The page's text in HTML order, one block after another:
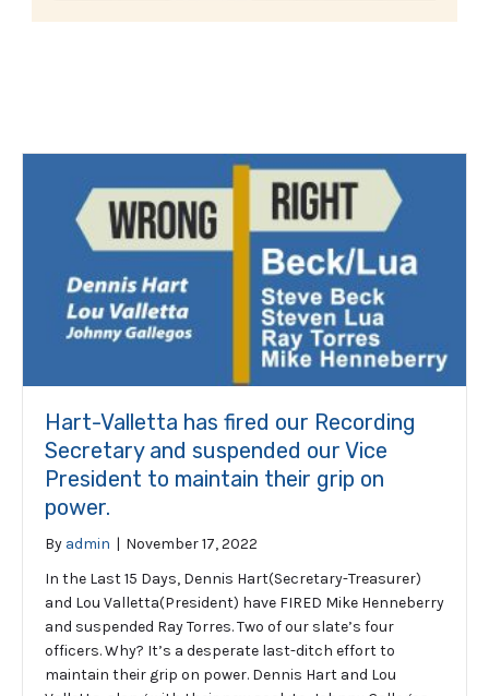
Hart-Valletta has fired our Recording
Secretary and suspended our Vice
President to maintain their grip on
power.
By admin | November 17, 2022
In the Last 15 Days, Dennis Hart(Secretary-Treasurer)
and Lou Valletta(President) have FIRED Mike Henneberry
and suspended Ray Torres. Two of our slate’s four
officers. Why? It’s a desperate last-ditch effort to
maintain their grip on power. Dennis Hart and Lou